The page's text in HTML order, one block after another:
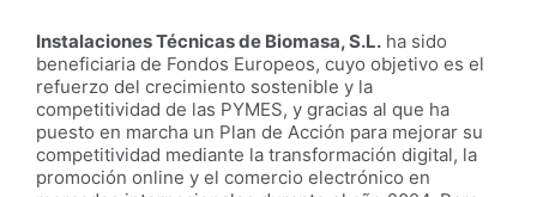
Instalaciones Técnicas de Biomasa, S.L.ha sido
beneficiaria de Fondos Europeos, cuyo objetivo es el
refuerzo del crecimiento sostenible y la
competitividad de las PYMES, y gracias al que ha
puesto en marcha un Plan de Acción para mejorar su
competitividad mediante la transformación digital, la
promoción online y el comercio electrónico en